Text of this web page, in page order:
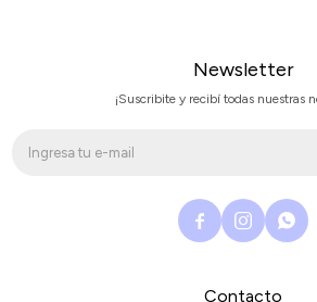
Contacto
Newsletter
¡Suscribite y recibí todas nuestras
  